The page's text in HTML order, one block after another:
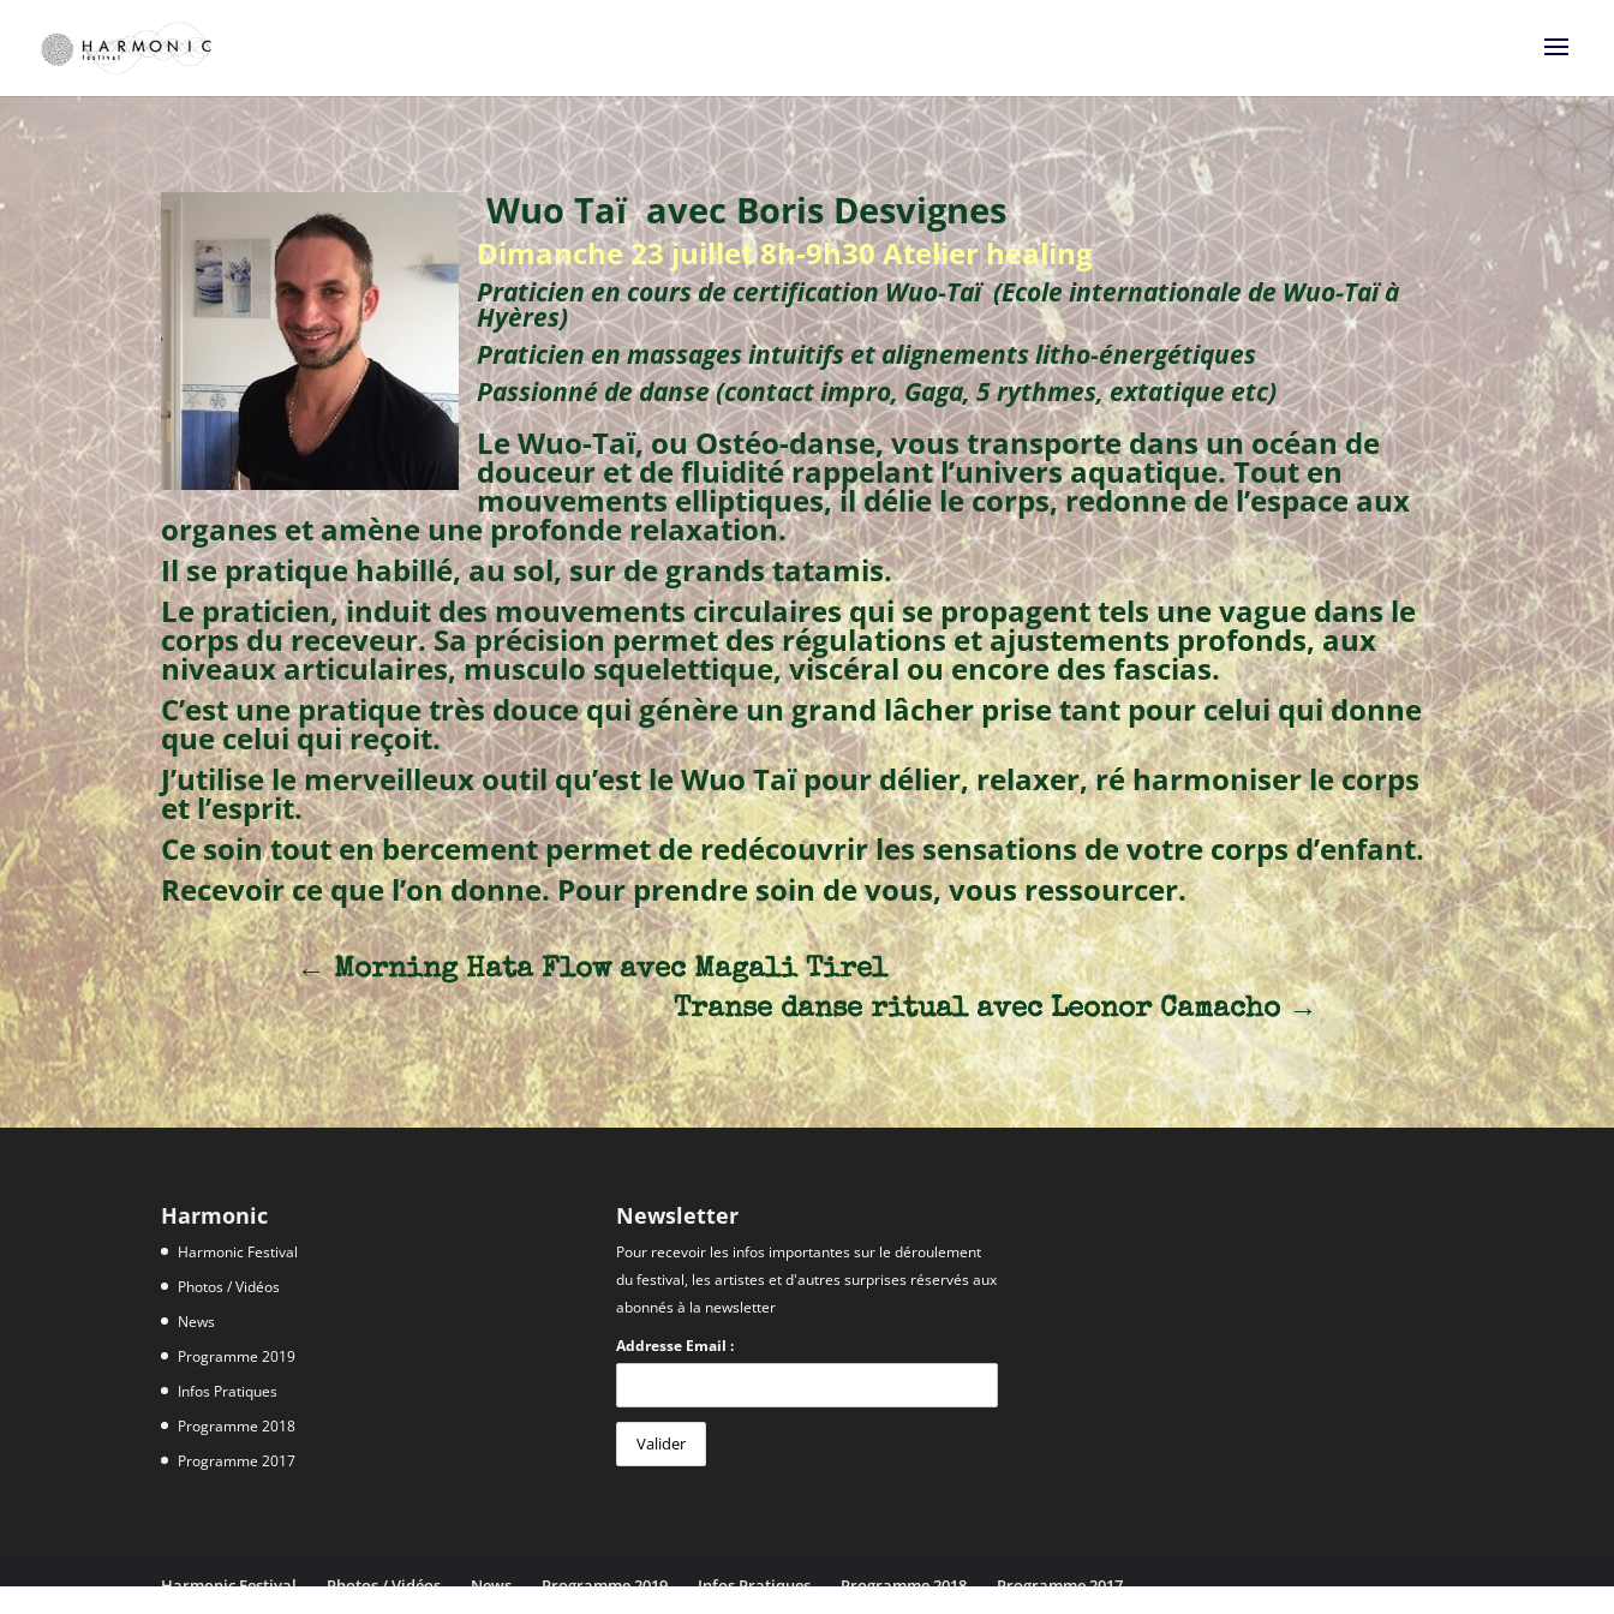
Wuo Taïavec Boris Desvignes
Dimanche 23 juillet 8h-9h30 Atelier healing
Praticien en cours de certification Wuo-Taï(Ecole internationale de Wuo-Taï à
Hyères)
Praticien en massages intuitifs et alignements litho-énergétiques
Passionné de danse (contact impro, Gaga, 5 rythmes, extatique etc)
Le Wuo-Taï, ou Ostéo-danse, vous transporte dans un océan de
douceur et de fluidité rappelant l’univers aquatique. Tout en
mouvements elliptiques, il délie le corps, redonne de l’espace aux
organes et amène une profonde relaxation.
Il se pratique habillé, au sol, sur de grands tatamis.
Le praticien, induit des mouvements circulaires qui se propagent tels une vague dans le
corps du receveur. Sa précision permet des régulations et ajustements profonds, aux
niveaux articulaires, musculo squelettique, viscéral ou encore des fascias.
C’est une pratique très douce qui génère un grand lâcher prise tant pour celui qui donne
que celui qui reçoit.
J’utilise le merveilleux outil qu’est le Wuo Taï pour délier, relaxer, ré harmoniser le corps
et l’esprit.
Ce soin tout en bercement permet de redécouvrir les sensations de votre corps d’enfant.
Recevoir ce que l’on donne. Pour prendre soin de vous, vous ressourcer.
←Morning Hata Flow avec Magali Tirel
Transe danse ritual avec Leonor Camacho→
Harmonic
Harmonic Festival
Photos / Vidéos
News
Programme 2019
Infos Pratiques
Programme 2018
Programme 2017
Newsletter
Pour recevoir les infos importantes sur le déroulement
du festival, les artistes et d'autres surprises réservés aux
abonnés à la newsletter
Addresse Email :
Harmonic Festival Photos / Vidéos News Programme 2019 Infos Pratiques Programme 2018 Programme 2017